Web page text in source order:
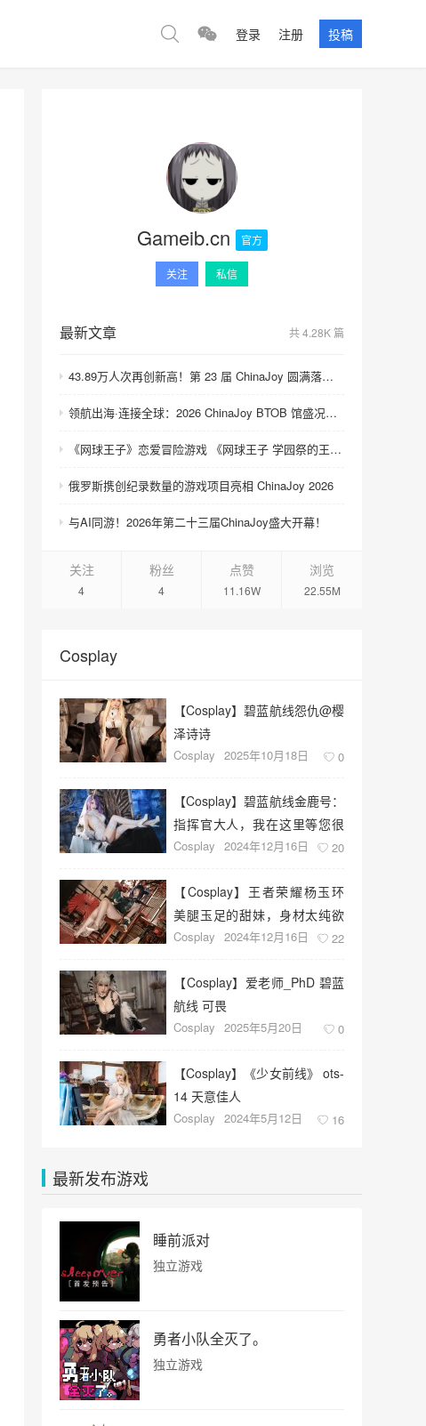
登录 注册 投稿
Gameib.cn 官方
关注 私信
最新文章 共 4.28K 篇
43.89万人次再创新高！第 23 届 ChinaJoy 圆满落幕：感谢有你，共赴这场“与 AI 同游”的盛夏之约
领航出海·连接全球：2026 ChinaJoy BTOB 馆盛况空前
《网球王子》恋爱冒险游戏 《网球王子 学园祭的王子们 ♡-40 and more…》与《网球王子 心跳求生 Tie break ♡game》发售
俄罗斯携创纪录数量的游戏项目亮相 ChinaJoy 2026
与AI同游！2026年第二十三届ChinaJoy盛大开幕！
关注
4
粉丝
4
点赞
11.16W
浏览
22.55M
Cosplay
【Cosplay】碧蓝航线怨仇@樱
泽诗诗
Cosplay 2025年10月18日 0
【Cosplay】碧蓝航线金鹿号：
指挥官大人，我在这里等您很
久了。
Cosplay 2024年12月16日 20
【Cosplay】王者荣耀杨玉环
美腿玉足的甜妹，身材太纯欲
了
Cosplay 2024年12月16日 22
【Cosplay】爱老师_PhD 碧蓝
航线 可畏
Cosplay 2025年5月20日 0
​【Cosplay】《少女前线》 ots-
14 天意佳人
Cosplay 2024年5月12日 16
最新发布游戏
睡前派对
独立游戏
勇者小队全灭了。
独立游戏